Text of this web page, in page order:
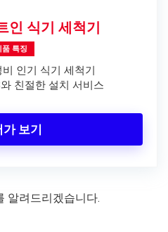
인 식기 세척기
품 특징
인기 식기 세척기
친절한 설치 서비스
보기
알려드리겠습니다.